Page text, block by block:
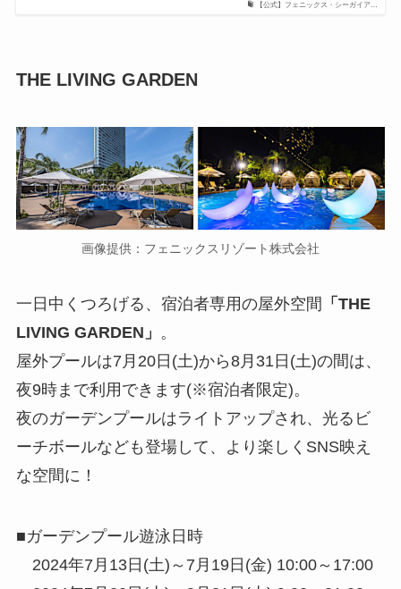
【公式】フェニックス・シーガイア…
THE LIVING GARDEN
画像提供：フェニックスリゾート株式会社
一日中くつろげる、宿泊者専用の屋外空間 「THE
LIVING GARDEN」 。
屋外プールは7月20日(土)から8月31日(土)の間は、
夜9時まで利用できます(※宿泊者限定)。
夜のガーデンプールはライトアップされ、光るビ
ーチボールなども登場して、より楽しくSNS映え
な空間に！
■ガーデンプール遊泳日時
2024年7月13日(土)～7月19日(金) 10:00～17:00